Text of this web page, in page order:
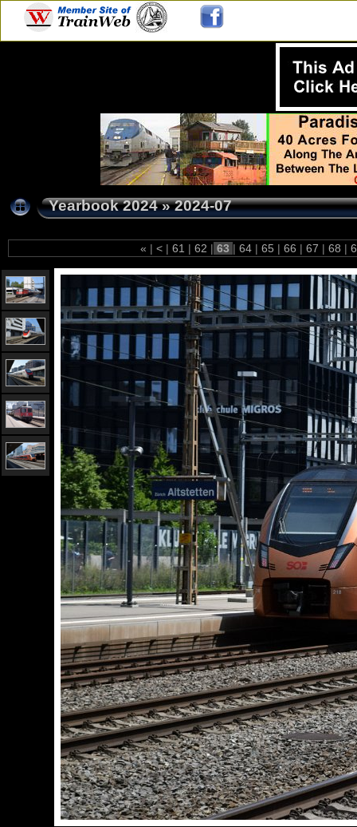
Yearbook 2024»2024-07
« | < | 61 | 62 | 63 | 64 | 65 | 66 | 67 | 68 |